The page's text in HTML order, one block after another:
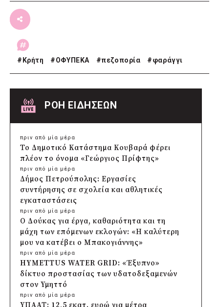
# Κρήτη #ΟΦΥΠΕΚΑ #πεζοπορία #φαράγγι
ΡΟΗ ΕΙΔΗΣΕΩΝ
πριν από μία μέρα
Το Δημοτικό Κατάστημα Κουβαρά φέρει
πλέον το όνομα «Γεώργιος Πρίφτης»
πριν από μία μέρα
Δήμος Πετρούπολης: Εργασίες
συντήρησης σε σχολεία και αθλητικές
εγκαταστάσεις
πριν από μία μέρα
Ο Δούκας για έργα, καθαριότητα και τη
μάχη των επόμενων εκλογών: «Η καλύτερη
μου να κατέβει ο Μπακογιάννης»
πριν από μία μέρα
HYMETTUS WATER GRID: «Έξυπνο»
δίκτυο προστασίας των υδατοδεξαμενών
στον Υμηττό
πριν από μία μέρα
ΥΠΑΑΤ: 12,5 εκατ. ευρώ για μέτρα